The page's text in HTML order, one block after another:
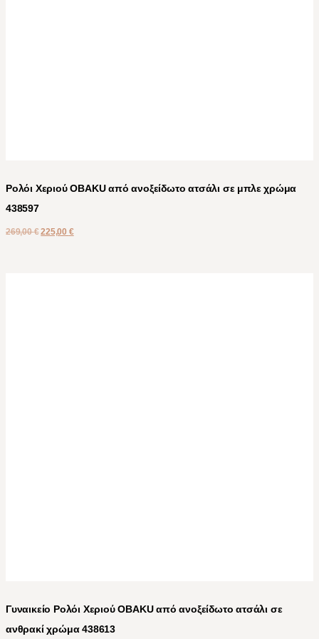
Ρολόι Χεριού OBAKU από ανοξείδωτο ατσάλι σε μπλε χρώμα
438597
269,00€ 225,00 €
Γυναικείο Ρολόι Χεριού OBAKU από ανοξείδωτο ατσάλι σε
ανθρακί χρώμα 438613